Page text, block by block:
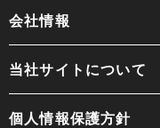
会社情報
当社サイトについて
個人情報保護方針